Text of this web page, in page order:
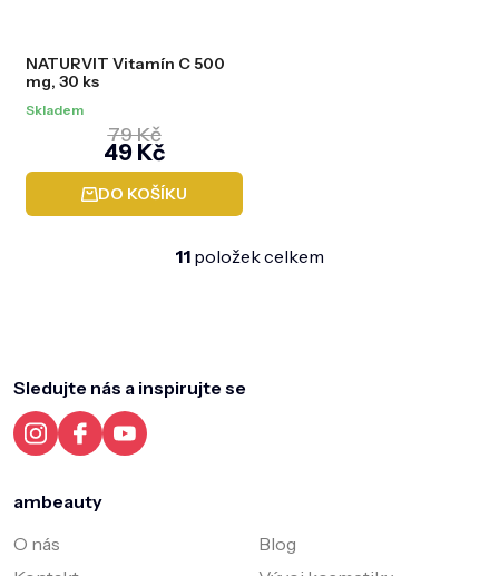
NATURVIT Vitamín C 500
mg, 30 ks
Skladem
49 Kč
79 Kč
DO KOŠÍKU
O
11 položek celkem
Sledujte nás a inspirujte se
ambeauty
O nás
Blog